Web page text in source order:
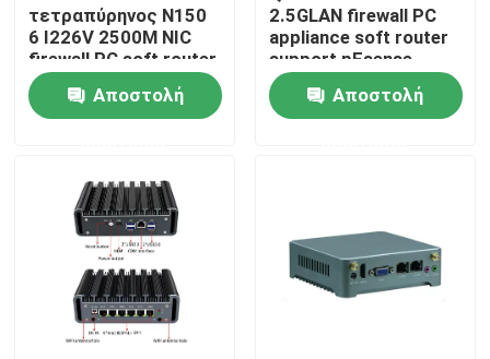
Ζητήστε ένα απόσπασμα
Βιομηχανικό μίνι PC
τραχύ PC ταμπλετών
Τείχος προστασίας Η/Υ
τετραπύρηνος N150
6 I226V 2500M NIC
firewall PC soft router
υποστηρίζει pFsense
Αποστολή
2.5GLAN firewall PC
appliance soft router
support pFsense
Αποστολή